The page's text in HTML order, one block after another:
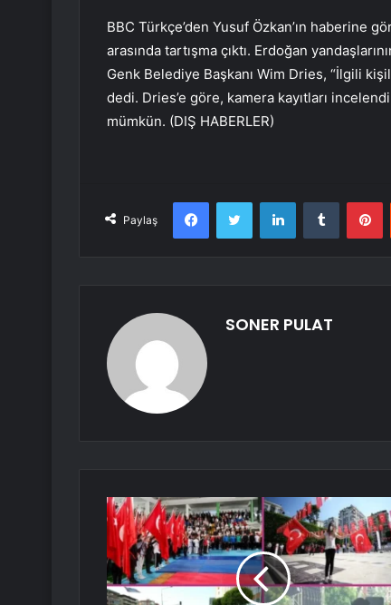
BBC Türkçe’den Yusuf Özkan’ın haberine
arasında tartışma çıktı. Erdoğan
Genk Belediye Başkanı Wim Dries, “İlgili
dedi. Dries’e göre, kamera kayıtları
mümkün. (DIŞ HABERLER)
Paylaş
FacebookTwitter LinkedInTumblr
SONER PULAT